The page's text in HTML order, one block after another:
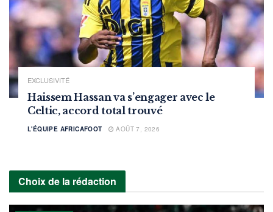
EXCLUSIVITÉ
Haissem Hassan va s’engager avec le
Celtic, accord total trouvé
L'ÉQUIPE AFRICAFOOT AOÛT 7, 2026
Choix de la rédaction